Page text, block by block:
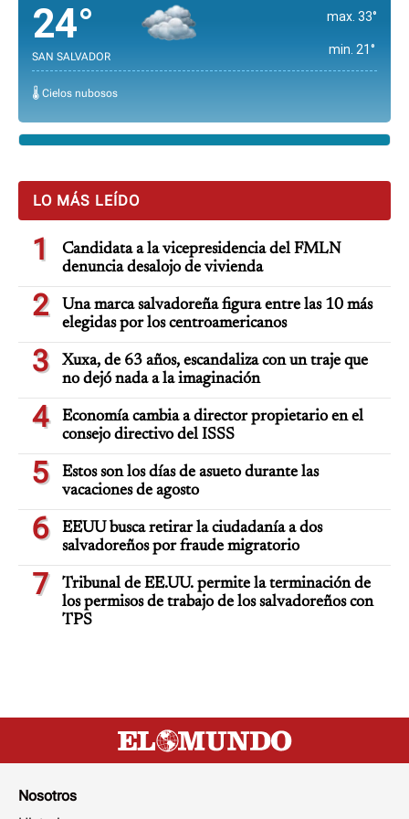
24°
SAN SALVADOR
max. 33°
min. 21°
🌡️ Cielos nubosos
LO MÁS LEÍDO
1
Candidata a la vicepresidencia del FMLN
denuncia desalojo de vivienda
2
Una marca salvadoreña figura entre las 10 más
elegidas por los centroamericanos
3
Xuxa, de 63 años, escandaliza con un traje que
no dejó nada a la imaginación
4
Economía cambia a director propietario en el
consejo directivo del ISSS
5
Estos son los días de asueto durante las
vacaciones de agosto
6
EEUU busca retirar la ciudadanía a dos
salvadoreños por fraude migratorio
7
Tribunal de EE.UU. permite la terminación de
los permisos de trabajo de los salvadoreños con
TPS
Nosotros